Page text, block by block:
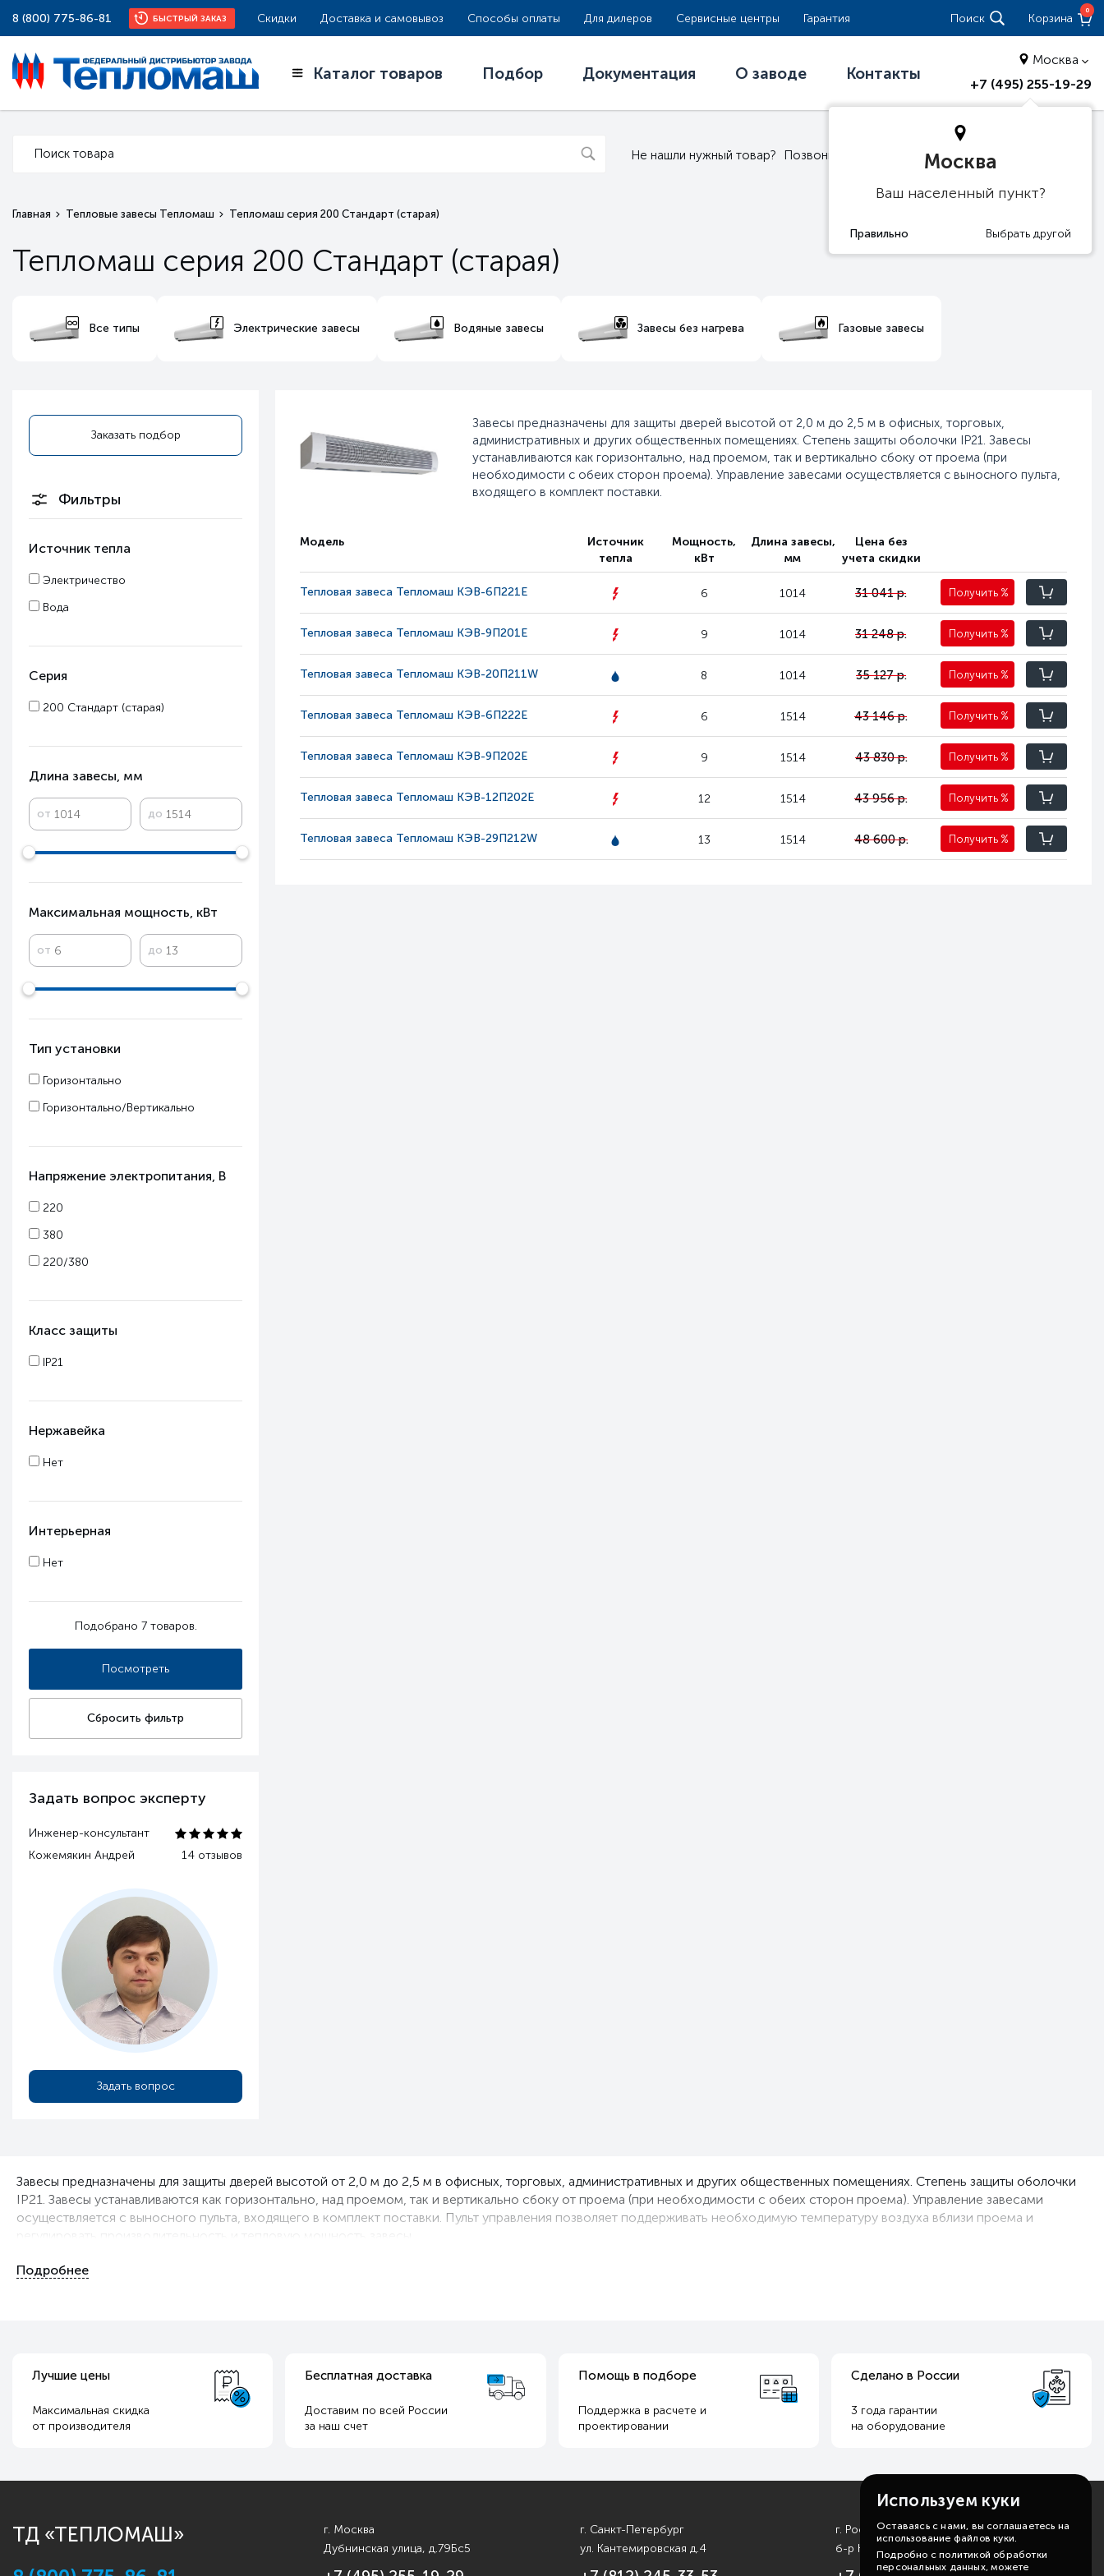
8 (800) 775-86-81 БЫСТРЫЙ ЗАКАЗ Скидки Доставка и самовывоз Способы оплаты Для дилеров Сервисные центры Гарантия Поиск Корзина
0
Каталог товаров Подбор Документация О заводе Контакты
+7 (495) 255-19-29
Москва
Москва
Ваш населенный пункт?
Не нашли нужный товар? Позвоните нам 8(800)775-86-81
Главная Тепловые завесы Тепломаш Тепломаш серия 200 Стандарт (старая)
Тепломаш серия 200 Стандарт (старая)
Все типы Электрические завесы Водяные завесы Завесы без нагрева Газовые завесы
Заказать подбор
Фильтры
Источник тепла
Электричество
Вода
Серия
200 Стандарт (старая)
Длина завесы, мм
от до
Максимальная мощность, кВт
от до
Тип установки
Горизонтально
Горизонтально/Вертикально
Напряжение электропитания, В
220
380
220/380
Класс защиты
IP21
Нержавейка
Нет
Интерьерная
Нет
Подобрано 7товаров.
Сбросить фильтр
Задать вопрос эксперту
Инженер-консультант
Кожемякин Андрей
14 отзывов
Задать вопрос
Завесы предназначены для защиты дверей высотой от 2,0 м до 2,5 м в офисных, торговых,
административных и других общественных помещениях. Степень защиты оболочки IP21. Завесы
устанавливаются как горизонтально, над проемом, так и вертикально сбоку от проема (при
необходимости с обеих сторон проема). Управление завесами осуществляется с выносного пульта,
входящего в комплект поставки.
Модель
Источник
тепла
Мощность,
кВт
Длина завесы,
мм
Цена без
учета скидки
Тепловая завеса Тепломаш КЭВ-6П221Е 6 1014 31 041 р. Получить%
Тепловая завеса Тепломаш КЭВ-9П201Е 9 1014 31 248 р. Получить%
Тепловая завеса Тепломаш КЭВ-20П211W 8 1014 35 127 р. Получить%
Тепловая завеса Тепломаш КЭВ-6П222Е 6 1514 43 146 р. Получить%
Тепловая завеса Тепломаш КЭВ-9П202Е 9 1514 43 830 р. Получить%
Тепловая завеса Тепломаш КЭВ-12П202Е 12 1514 43 956 р. Получить%
Тепловая завеса Тепломаш КЭВ-29П212W 13 1514 48 600 р. Получить%
Завесы предназначены для защиты дверей высотой от 2,0 м до 2,5 м в офисных, торговых, административных и других общественных помещениях. Степень защиты оболочки
IP21. Завесы устанавливаются как горизонтально, над проемом, так и вертикально сбоку от проема (при необходимости с обеих сторон проема). Управление завесами
осуществляется с выносного пульта, входящего в комплект поставки. Пульт управления позволяет поддерживать необходимую температуру воздуха вблизи проема и
Лучшие цены
Максимальная скидка
от производителя
Бесплатная доставка
Доставим по всей России
за наш счет
Помощь в подборе
Поддержка в расчете и
проектировании
Сделано в России
3 года гарантии
на оборудование
ТД «ТЕПЛОМАШ»
г. Москва
Дубнинская улица, д.79Бс5
г. Санкт-Петербург
ул. Кантемировская д.4
г. Ростов-на-Дону
б-р Комарова, д. 11
Используем куки
Оставаясь с нами, вы соглашаетесь на
использование файлов куки.
Подробно с политикой обработки
персональных данных, можете